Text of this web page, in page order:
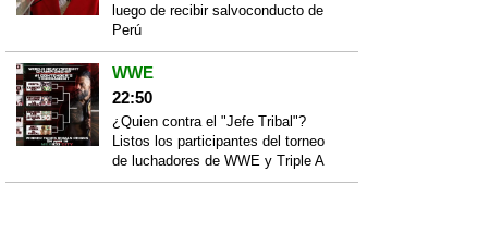
luego de recibir salvoconducto de
Perú
WWE
22:50
¿Quien contra el "Jefe Tribal"?
Listos los participantes del torneo
de luchadores de WWE y Triple A